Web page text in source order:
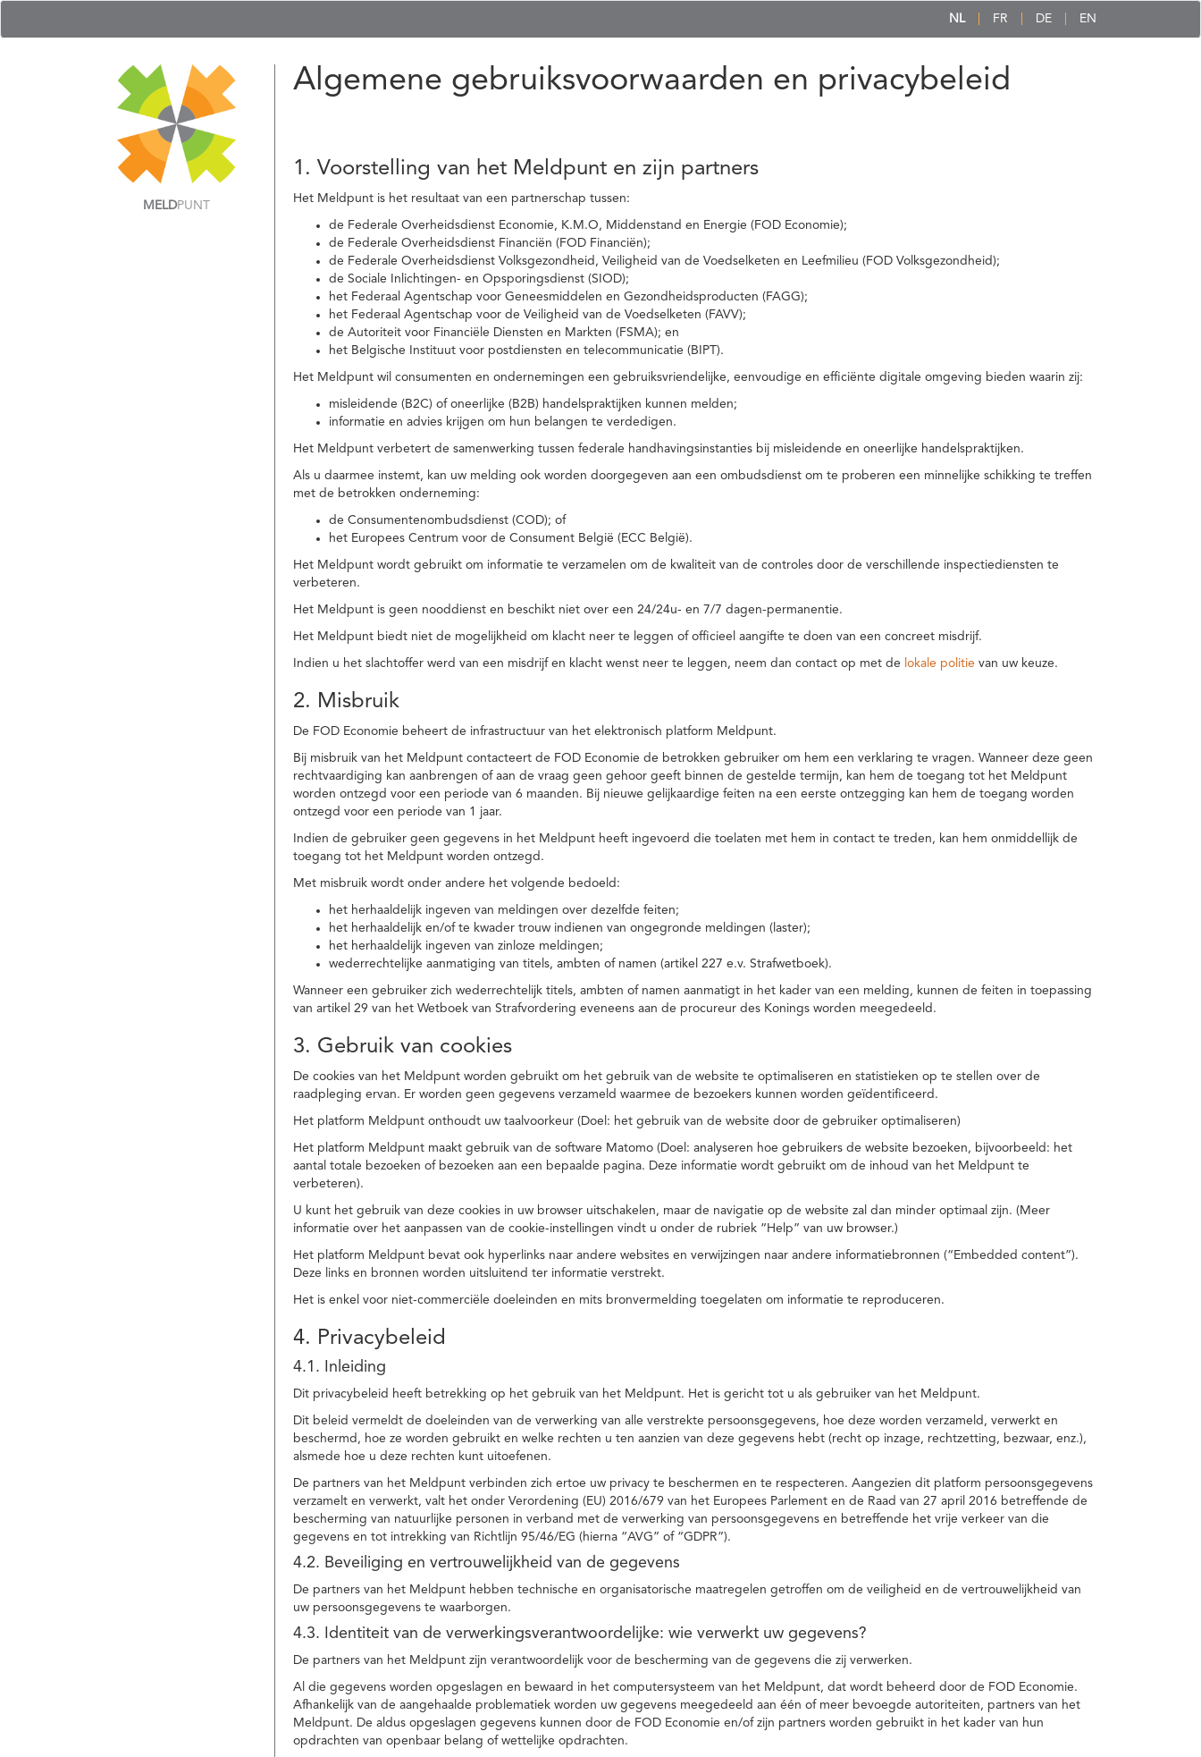
NL FR DE EN
MELDPUNT
Algemene gebruiksvoorwaarden en privacybeleid
1. Voorstelling van het Meldpunt en zijn partners
Het Meldpunt is het resultaat van een partnerschap tussen:
de Federale Overheidsdienst Economie, K.M.O, Middenstand en Energie (FOD Economie);
de Federale Overheidsdienst Financiën (FOD Financiën);
de Federale Overheidsdienst Volksgezondheid, Veiligheid van de Voedselketen en Leefmilieu (FOD Volksgezondheid);
de Sociale Inlichtingen- en Opsporingsdienst (SIOD);
het Federaal Agentschap voor Geneesmiddelen en Gezondheidsproducten (FAGG);
het Federaal Agentschap voor de Veiligheid van de Voedselketen (FAVV);
de Autoriteit voor Financiële Diensten en Markten (FSMA); en
het Belgische Instituut voor postdiensten en telecommunicatie (BIPT).
Het Meldpunt wil consumenten en ondernemingen een gebruiksvriendelijke, eenvoudige en efficiënte digitale omgeving bieden waarin zij:
misleidende (B2C) of oneerlijke (B2B) handelspraktijken kunnen melden;
informatie en advies krijgen om hun belangen te verdedigen.
Het Meldpunt verbetert de samenwerking tussen federale handhavingsinstanties bij misleidende en oneerlijke handelspraktijken.
Als u daarmee instemt, kan uw melding ook worden doorgegeven aan een ombudsdienst om te proberen een minnelijke schikking te treffen
met de betrokken onderneming:
de Consumentenombudsdienst (COD); of
het Europees Centrum voor de Consument België (ECC België).
Het Meldpunt wordt gebruikt om informatie te verzamelen om de kwaliteit van de controles door de verschillende inspectiediensten te
verbeteren.
Het Meldpunt is geen nooddienst en beschikt niet over een 24/24u- en 7/7 dagen-permanentie.
Het Meldpunt biedt niet de mogelijkheid om klacht neer te leggen of officieel aangifte te doen van een concreet misdrijf.
Indien u het slachtoffer werd van een misdrijf en klacht wenst neer te leggen, neem dan contact op met de lokale politie van uw keuze.
2. Misbruik
De FOD Economie beheert de infrastructuur van het elektronisch platform Meldpunt.
Bij misbruik van het Meldpunt contacteert de FOD Economie de betrokken gebruiker om hem een verklaring te vragen. Wanneer deze geen
rechtvaardiging kan aanbrengen of aan de vraag geen gehoor geeft binnen de gestelde termijn, kan hem de toegang tot het Meldpunt
worden ontzegd voor een periode van 6 maanden. Bij nieuwe gelijkaardige feiten na een eerste ontzegging kan hem de toegang worden
ontzegd voor een periode van 1 jaar.
Indien de gebruiker geen gegevens in het Meldpunt heeft ingevoerd die toelaten met hem in contact te treden, kan hem onmiddellijk de
toegang tot het Meldpunt worden ontzegd.
Met misbruik wordt onder andere het volgende bedoeld:
het herhaaldelijk ingeven van meldingen over dezelfde feiten;
het herhaaldelijk en/of te kwader trouw indienen van ongegronde meldingen (laster);
het herhaaldelijk ingeven van zinloze meldingen;
wederrechtelijke aanmatiging van titels, ambten of namen (artikel 227 e.v. Strafwetboek).
Wanneer een gebruiker zich wederrechtelijk titels, ambten of namen aanmatigt in het kader van een melding, kunnen de feiten in toepassing
van artikel 29 van het Wetboek van Strafvordering eveneens aan de procureur des Konings worden meegedeeld.
3. Gebruik van cookies
De cookies van het Meldpunt worden gebruikt om het gebruik van de website te optimaliseren en statistieken op te stellen over de
raadpleging ervan. Er worden geen gegevens verzameld waarmee de bezoekers kunnen worden geïdentificeerd.
Het platform Meldpunt onthoudt uw taalvoorkeur (Doel: het gebruik van de website door de gebruiker optimaliseren)
Het platform Meldpunt maakt gebruik van de software Matomo (Doel: analyseren hoe gebruikers de website bezoeken, bijvoorbeeld: het
aantal totale bezoeken of bezoeken aan een bepaalde pagina. Deze informatie wordt gebruikt om de inhoud van het Meldpunt te
verbeteren).
U kunt het gebruik van deze cookies in uw browser uitschakelen, maar de navigatie op de website zal dan minder optimaal zijn. (Meer
informatie over het aanpassen van de cookie-instellingen vindt u onder de rubriek “Help” van uw browser.)
Het platform Meldpunt bevat ook hyperlinks naar andere websites en verwijzingen naar andere informatiebronnen (“Embedded content”).
Deze links en bronnen worden uitsluitend ter informatie verstrekt.
Het is enkel voor niet-commerciële doeleinden en mits bronvermelding toegelaten om informatie te reproduceren.
4. Privacybeleid
4.1. Inleiding
Dit privacybeleid heeft betrekking op het gebruik van het Meldpunt. Het is gericht tot u als gebruiker van het Meldpunt.
Dit beleid vermeldt de doeleinden van de verwerking van alle verstrekte persoonsgegevens, hoe deze worden verzameld, verwerkt en
beschermd, hoe ze worden gebruikt en welke rechten u ten aanzien van deze gegevens hebt (recht op inzage, rechtzetting, bezwaar, enz.),
alsmede hoe u deze rechten kunt uitoefenen.
De partners van het Meldpunt verbinden zich ertoe uw privacy te beschermen en te respecteren. Aangezien dit platform persoonsgegevens
verzamelt en verwerkt, valt het onder Verordening (EU) 2016/679 van het Europees Parlement en de Raad van 27 april 2016 betreffende de
bescherming van natuurlijke personen in verband met de verwerking van persoonsgegevens en betreffende het vrije verkeer van die
gegevens en tot intrekking van Richtlijn 95/46/EG (hierna “AVG” of “GDPR”).
4.2. Beveiliging en vertrouwelijkheid van de gegevens
De partners van het Meldpunt hebben technische en organisatorische maatregelen getroffen om de veiligheid en de vertrouwelijkheid van
uw persoonsgegevens te waarborgen.
4.3. Identiteit van de verwerkingsverantwoordelijke: wie verwerkt uw gegevens?
De partners van het Meldpunt zijn verantwoordelijk voor de bescherming van de gegevens die zij verwerken.
Al die gegevens worden opgeslagen en bewaard in het computersysteem van het Meldpunt, dat wordt beheerd door de FOD Economie.
Afhankelijk van de aangehaalde problematiek worden uw gegevens meegedeeld aan één of meer bevoegde autoriteiten, partners van het
Meldpunt. De aldus opgeslagen gegevens kunnen door de FOD Economie en/of zijn partners worden gebruikt in het kader van hun
opdrachten van openbaar belang of wettelijke opdrachten.